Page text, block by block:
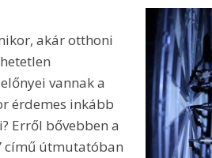
akár otthoni
vannak a
érdemes inkább
Erről bővebben a
című útmutatóban